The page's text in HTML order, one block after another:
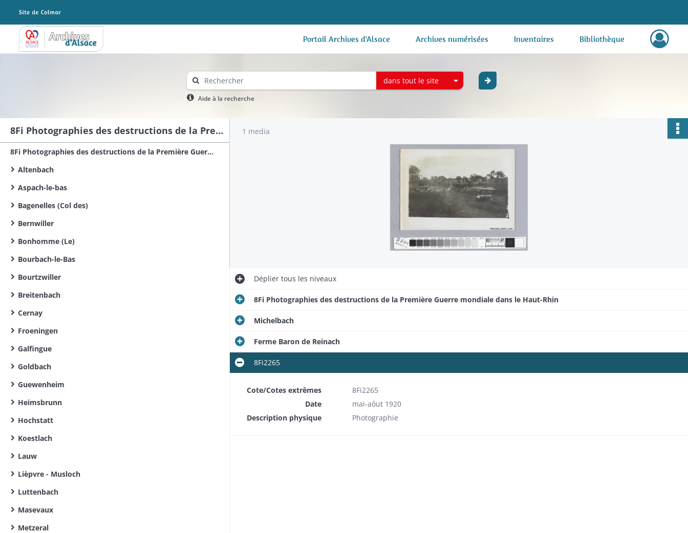
Archives Alsace - Colmar Portail Archives d'Alsace Archives numérisées Inventaires Bibliothèque
dans tout le site
Aide à la recherche
8Fi Photographies des destructions de la Première Guerre mondiale dans le sud du Haut-Rhin
8Fi Photographies des destructions de la Première Guerre mondiale dans le Haut-Rhin
Altenbach
Aspach-le-bas
Bagenelles (Col des)
Bernwiller
Bonhomme (Le)
Bourbach-le-Bas
Bourtzwiller
Breitenbach
Cernay
Froeningen
Galfingue
Goldbach
Guewenheim
Heimsbrunn
Hochstatt
Koestlach
Lauw
Lièpvre - Musloch
Luttenbach
Masevaux
Metzeral
1 media
Dépliertous les niveaux
8Fi Photographies des destructions de la Première Guerre mondiale dans le Haut-Rhin
Michelbach
Ferme Baron de Reinach
8Fi2265
Cote/Cotes extrêmes
8Fi2265
Date
mai-aôut 1920
Description physique
Photographie